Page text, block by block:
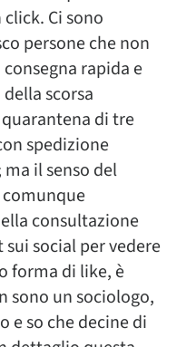
Ci sono
persone che non
rapida e
scorsa
di tre
spedizione
il senso del
comunque
consultazione
social per vedere
forma di like, è
sono un sociologo,
e so che decine di